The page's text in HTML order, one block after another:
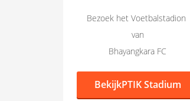
Bezoek het Voetbalstadion
van
Bhayangkara FC
BekijkPTIK Stadium